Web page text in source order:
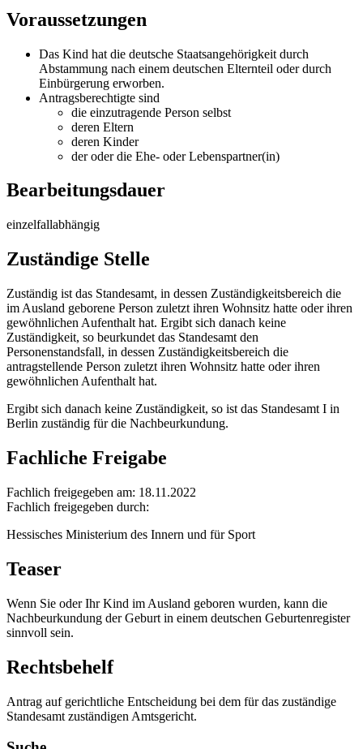
Voraussetzungen
Das Kind hat die deutsche Staatsangehörigkeit durch
Abstammung nach einem deutschen Elternteil oder durch
Einbürgerung erworben.
Antragsberechtigte sind
die einzutragende Person selbst
deren Eltern
deren Kinder
der oder die Ehe- oder Lebenspartner(in)
Bearbeitungsdauer
einzelfallabhängig
Zuständige Stelle
Zuständig ist das Standesamt, in dessen Zuständigkeitsbereich die
im Ausland geborene Person zuletzt ihren Wohnsitz hatte oder ihren
gewöhnlichen Aufenthalt hat. Ergibt sich danach keine
Zuständigkeit, so beurkundet das Standesamt den
Personenstandsfall, in dessen Zuständigkeitsbereich die
antragstellende Person zuletzt ihren Wohnsitz hatte oder ihren
gewöhnlichen Aufenthalt hat.
Ergibt sich danach keine Zuständigkeit, so ist das Standesamt I in
Berlin zuständig für die Nachbeurkundung.
Fachliche Freigabe
Fachlich freigegeben am: 18.11.2022
Fachlich freigegeben durch:
Hessisches Ministerium des Innern und für Sport
Teaser
Wenn Sie oder Ihr Kind im Ausland geboren wurden, kann die
Nachbeurkundung der Geburt in einem deutschen Geburtenregister
sinnvoll sein.
Rechtsbehelf
Antrag auf gerichtliche Entscheidung bei dem für das zuständige
Standesamt zuständigen Amtsgericht.